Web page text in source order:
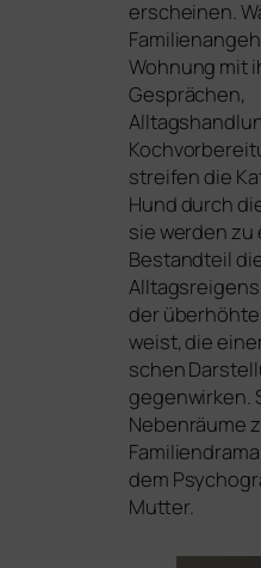
erschei­nen.
Wohnung mit
Gesprächen,
strei­fen die
Hund durch
sie wer­den zu
Bestandteil
der
weist, die
schen
ge­gen­wir­ken.
Nebenräume
dem
Mutter.